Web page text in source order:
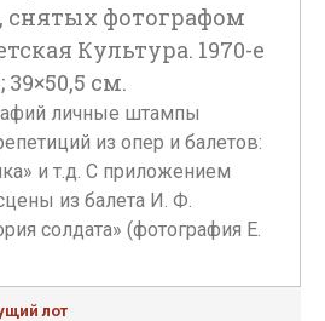
снятых фотографом
Культура. 1970-е
39×50,5 см.
личные штампы
из опер и балетов:
и т.д. С приложением
из балета И. Ф.
солдата» (фотография Е.
лот